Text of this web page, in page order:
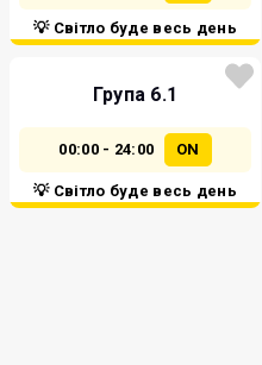
💡 Світло буде весь день
Група 6.1
00:00 - 24:00 ON
💡 Світло буде весь день